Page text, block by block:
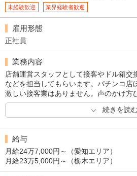
未経験歓迎 業界経験者歓迎
雇用形態
正社員
業務内容
店舗運営スタッフとして接客やドル箱交
などを担当してもらいます。パチンコ店
激しい接客業はありません。声のかけ方
持ちを察して臨機応変に対応する術を身
続きを読
給与
月給24万7,000円～（愛知エリア）
月給23万5,000円～（栃木エリア）